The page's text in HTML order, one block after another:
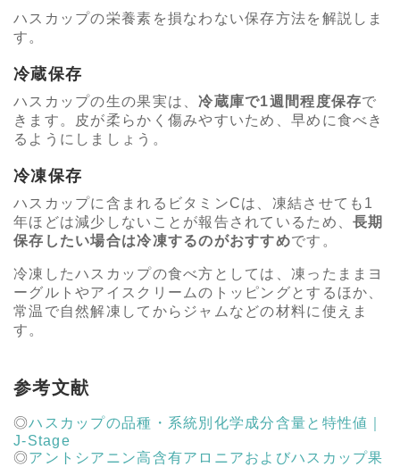
ハスカップの栄養素を損なわない保存方法を解説しま
す。
冷蔵保存
ハスカップの生の果実は、冷蔵庫で1週間程度保存で
きます。皮が柔らかく傷みやすいため、早めに食べき
るようにしましょう。
冷凍保存
ハスカップに含まれるビタミンCは、凍結させても1
年ほどは減少しないことが報告されているため、長期
保存したい場合は冷凍するのがおすすめです。
冷凍したハスカップの食べ方としては、凍ったままヨ
ーグルトやアイスクリームのトッピングとするほか、
常温で自然解凍してからジャムなどの材料に使えま
す。
参考文献
ハスカップの品種・系統別化学成分含量と特性値｜
J-Stage
アントシアニン高含有アロニアおよびハスカップ果